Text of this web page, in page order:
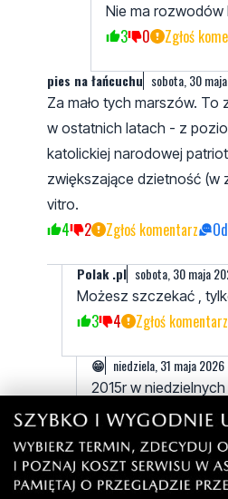
Nie ma rozwodów
3 0 Zgłoś
pies na łańcuchu sobota, 30
Za mało tych marszów.
w ostatnich latach - z
katolickiej narodowej
zwiększające dzietność (w
vitro.
4 2 Zgłoś komentarz
Polak .pl sobota, 30 maja
Możesz szczekać ,
3 4 Zgłoś komentarz
😁 niedziela, 31 maja 2026
2015r w
30%.Do tego
1 5 Zgłoś
Czytelnik niedziela,